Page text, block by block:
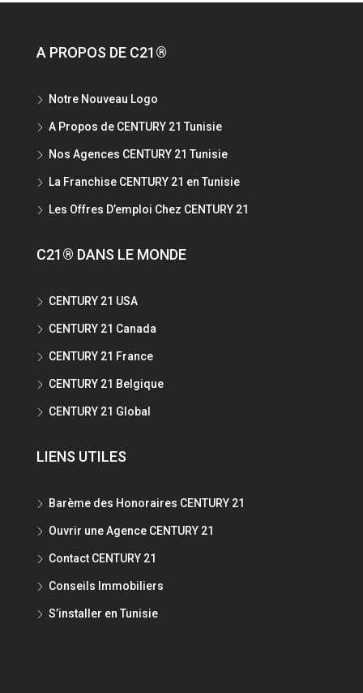
A PROPOS DE C21®
Notre Nouveau Logo
A Propos de CENTURY 21 Tunisie
Nos Agences CENTURY 21 Tunisie
La Franchise CENTURY 21 en Tunisie
Les Offres D’emploi Chez CENTURY 21
C21® DANS LE MONDE
CENTURY 21 USA
CENTURY 21 Canada
CENTURY 21 France
CENTURY 21 Belgique
CENTURY 21 Global
LIENS UTILES
Barème des Honoraires CENTURY 21
Ouvrir une Agence CENTURY 21
Contact CENTURY 21
Conseils Immobiliers
S’installer en Tunisie